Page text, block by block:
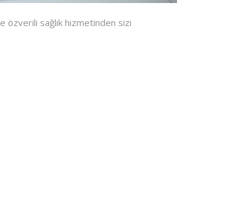
özverili sağlık hizmetinden sizi